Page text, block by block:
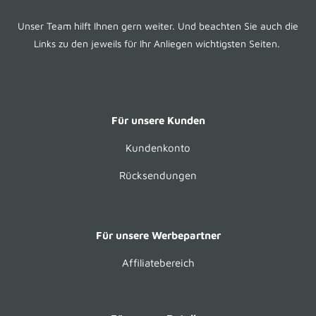
Unser Team hilft Ihnen gern weiter. Und beachten Sie auch die
Links zu den jeweils für Ihr Anliegen wichtigsten Seiten.
Für unsere Kunden
Kundenkonto
Rücksendungen
Für unsere Werbepartner
Affiliatebereich